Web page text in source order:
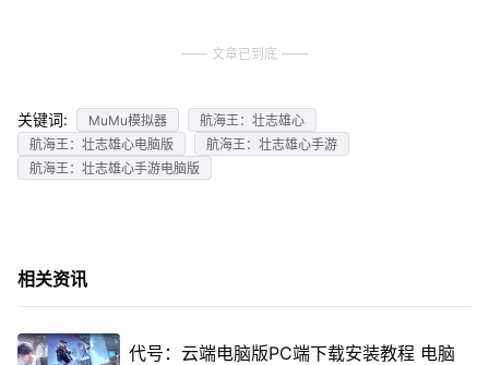
文章已到底
关键词: MuMu模拟器
航海王：壮志雄心
航海王：壮志雄心电脑版
航海王：壮志雄心手游
航海王：壮志雄心手游电脑版
相关资讯
代号：云端电脑版PC端下载安装教程 电脑